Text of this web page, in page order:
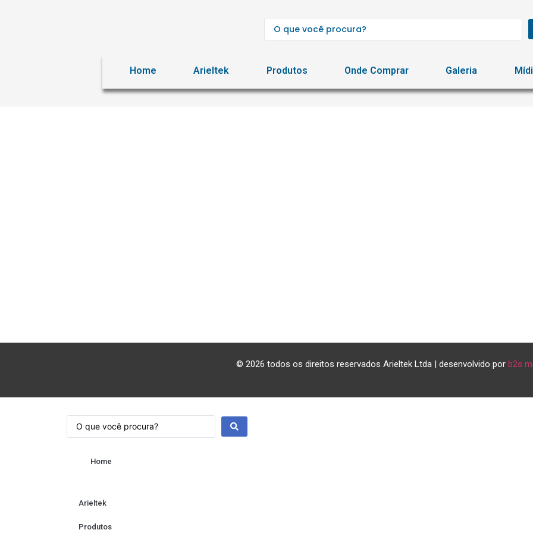
Home Arieltek Produtos Onde Comprar Galeria
© 2026 todos os direitos reservados Arieltek Ltda | desenvolvido por b2s
Home
Arieltek
Produtos